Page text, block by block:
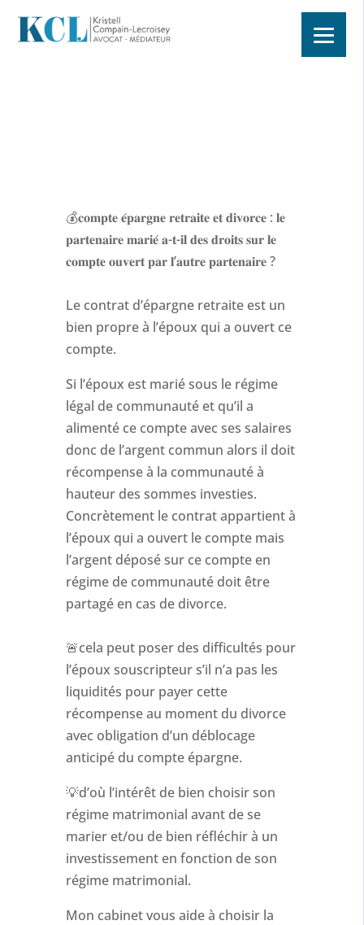
💰𝐜𝐨𝐦𝐩𝐭𝐞 𝐞́𝐩𝐚𝐫𝐠𝐧𝐞 𝐫𝐞𝐭𝐫𝐚𝐢𝐭𝐞 𝐞𝐭 𝐝𝐢𝐯𝐨𝐫𝐜𝐞 : 𝐥𝐞
𝐩𝐚𝐫𝐭𝐞𝐧𝐚𝐢𝐫𝐞 𝐦𝐚𝐫𝐢𝐞́ 𝐚-𝐭-𝐢𝐥 𝐝𝐞𝐬 𝐝𝐫𝐨𝐢𝐭𝐬 𝐬𝐮𝐫 𝐥𝐞
𝐜𝐨𝐦𝐩𝐭𝐞 𝐨𝐮𝐯𝐞𝐫𝐭 𝐩𝐚𝐫 𝐥’𝐚𝐮𝐭𝐫𝐞 𝐩𝐚𝐫𝐭𝐞𝐧𝐚𝐢𝐫𝐞 ?
Le contrat d’épargne retraite est un
bien propre à l’époux qui a ouvert ce
compte.
Si l’époux est marié sous le régime
légal de communauté et qu’il a
alimenté ce compte avec ses salaires
donc de l’argent commun alors il doit
récompense à la communauté à
hauteur des sommes investies.
Concrètement le contrat appartient à
l’époux qui a ouvert le compte mais
l’argent déposé sur ce compte en
régime de communauté doit être
partagé en cas de divorce.
🚨cela peut poser des difficultés pour
l’époux souscripteur s’il n’a pas les
liquidités pour payer cette
récompense au moment du divorce
avec obligation d’un déblocage
anticipé du compte épargne.
💡d’où l’intérêt de bien choisir son
régime matrimonial avant de se
marier et/ou de bien réfléchir à un
investissement en fonction de son
régime matrimonial.
Mon cabinet vous aide à choisir la